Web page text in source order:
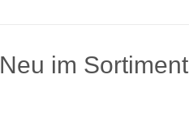
Neu im Sortiment